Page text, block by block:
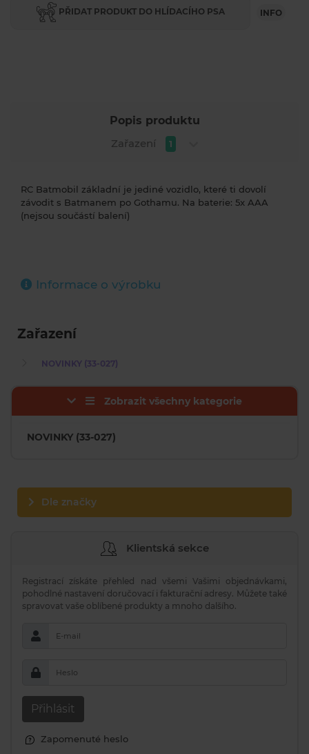
PŘIDAT PRODUKT DO HLÍDACÍHO PSA INFO
Popis produktu
Zařazení
1
RC Batmobil základní je jediné vozidlo, které ti dovolí
závodit s Batmanem po Gothamu. Na baterie: 5x AAA
(nejsou součástí balení)
Informace o výrobku
Zařazení
NOVINKY (33-027)
Zobrazit všechny kategorie
NOVINKY (33-027)
Dle značky
Klientská sekce
Registrací získáte přehled nad všemi Vašimi objednávkami,
pohodlné nastavení doručovací i fakturační adresy. Můžete také
spravovat vaše oblíbené produkty a mnoho dalšího.
E-mail
Heslo
Přihlásit
Zapomenuté heslo